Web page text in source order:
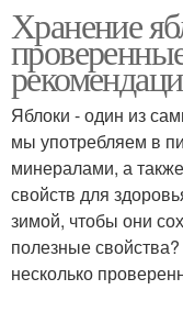
Яблоки в
Варение с
дольками
Яблоки по
Хранение
Яблоки - один из
мы употребляем в
минералами, а
свойств для
зимой, чтобы они
полезные
несколько